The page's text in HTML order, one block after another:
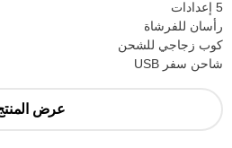
5 إعدادات
رأسان للفرشاة
كوب زجاجي للشحن
شاحن سفر USB
عرض المنتج